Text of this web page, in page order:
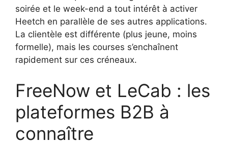
soirée et le week-end a tout intérêt à activer
Heetch en parallèle de ses autres applications.
La clientèle est différente (plus jeune, moins
formelle), mais les courses s’enchaînent
rapidement sur ces créneaux.
FreeNow et LeCab : les
plateformes B2B à
connaître